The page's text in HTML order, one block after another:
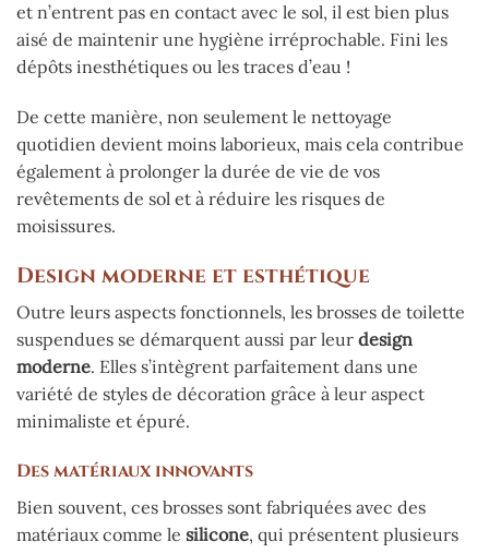
et n’entrent pas en contact avec le sol, il est bien plus
aisé de maintenir une hygiène irréprochable. Fini les
dépôts inesthétiques ou les traces d’eau !
De cette manière, non seulement le nettoyage
quotidien devient moins laborieux, mais cela contribue
également à prolonger la durée de vie de vos
revêtements de sol et à réduire les risques de
moisissures.
Design moderne et esthétique
Outre leurs aspects fonctionnels, les brosses de toilette
suspendues se démarquent aussi par leur design
moderne. Elles s’intègrent parfaitement dans une
variété de styles de décoration grâce à leur aspect
minimaliste et épuré.
Des matériaux innovants
Bien souvent, ces brosses sont fabriquées avec des
matériaux comme le silicone, qui présentent plusieurs